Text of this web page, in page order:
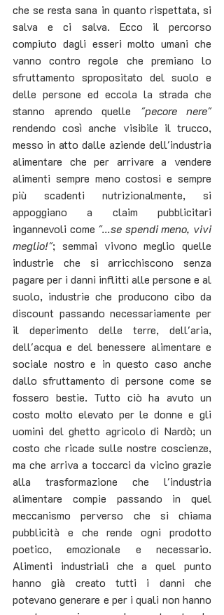
che se resta sana in quanto rispettata, si
salva e ci salva. Ecco il percorso
compiuto dagli esseri molto umani che
vanno contro regole che premiano lo
sfruttamento spropositato del suolo e
delle persone ed eccola la strada che
stanno aprendo quelle "pecore nere"
rendendo così anche visibile il trucco,
messo in atto dalle aziende dell'industria
alimentare che per arrivare a vendere
alimenti sempre meno costosi e sempre
più scadenti nutrizionalmente, si
appoggiano a claim pubblicitari
ingannevoli come "...se spendi meno, vivi
meglio!"; semmai vivono meglio quelle
industrie che si arricchiscono senza
pagare per i danni inflitti alle persone e al
suolo, industrie che producono cibo da
discount passando necessariamente per
il deperimento delle terre, dell'aria,
dell'acqua e del benessere alimentare e
sociale nostro e in questo caso anche
dallo sfruttamento di persone come se
fossero bestie. Tutto ciò ha avuto un
costo molto elevato per le donne e gli
uomini del ghetto agricolo di Nardò; un
costo che ricade sulle nostre coscienze,
ma che arriva a toccarci da vicino grazie
alla trasformazione che l'industria
alimentare compie passando in quel
meccanismo perverso che si chiama
pubblicità e che rende ogni prodotto
poetico, emozionale e necessario.
Alimenti industriali che a quel punto
hanno già creato tutti i danni che
potevano generare e per i quali non hanno